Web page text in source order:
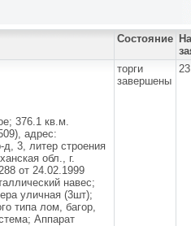
Состояние
376.1 кв.м.
адрес:
д, 3, литер строения
обл., г.
от 24.02.1999
навес;
уличная (3шт);
типа лом, багор,
Аппарат
торги
завершены